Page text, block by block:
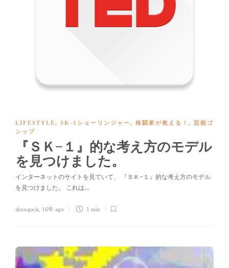
LIFESTYLE, SK-1ショーリンジャー, 格闘家が教える！ , 芸能ゴ
シップ
『ＳＫ−１』的な考え方のモデル
を見つけました。
インターネットのサイトを見ていて、 『ＳＫ−１』的な考え方のモデル
を見つけました。 これは…
showgack 16年 ago 1 min